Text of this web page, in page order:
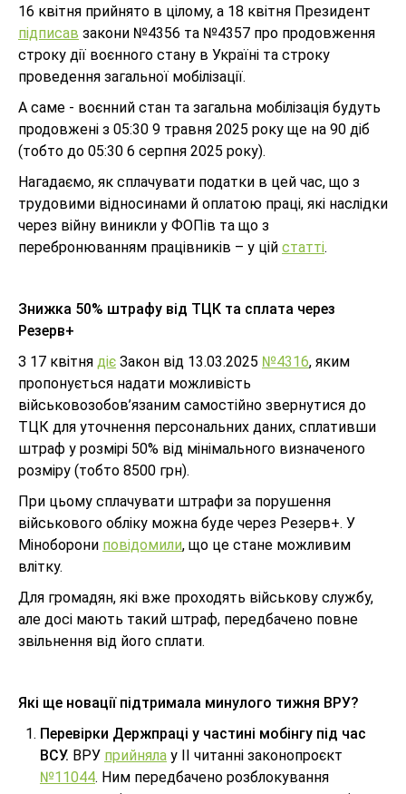
16 квітня прийнято в цілому, а 18 квітня Президент
підписав закони №4356 та №4357 про продовження
строку дії воєнного стану в Україні та строку
проведення загальної мобілізації.
А саме - воєнний стан та загальна мобілізація будуть
продовжені з 05:30 9 травня 2025 року ще на 90 діб
(тобто до 05:30 6 серпня 2025 року).
Нагадаємо, як сплачувати податки в цей час, що з
трудовими відносинами й оплатою праці, які наслідки
через війну виникли у ФОПів та що з
перебронюванням працівників – у цій статті.
Знижка 50% штрафу від ТЦК та сплата через
Резерв+
З 17 квітня діє Закон від 13.03.2025 №4316, яким
пропонується надати можливість
військовозобов’язаним самостійно звернутися до
ТЦК для уточнення персональних даних, сплативши
штраф у розмірі 50% від мінімального визначеного
розміру (тобто 8500 грн).
При цьому сплачувати штрафи за порушення
військового обліку можна буде через Резерв+. У
Міноборони повідомили, що це стане можливим
влітку.
Для громадян, які вже проходять військову службу,
але досі мають такий штраф, передбачено повне
звільнення від його сплати.
Які ще новації підтримала минулого тижня ВРУ?
Перевірки Держпраці у частині мобінгу під час
ВСУ. ВРУ прийняла у ІІ читанні законопроєкт
№11044. Ним передбачено розблокування